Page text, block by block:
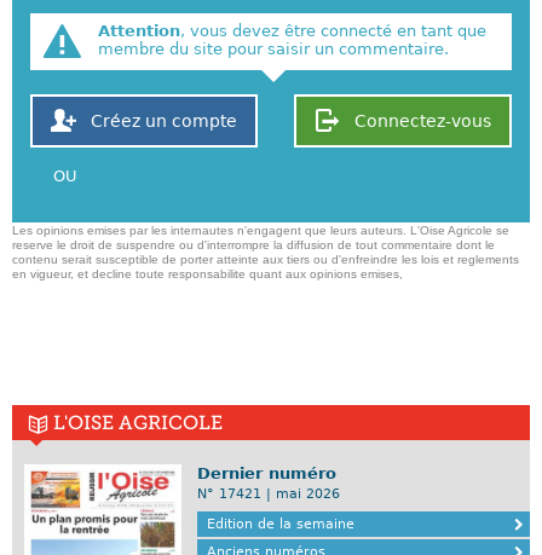
Attention, vous devez être connecté en tant que
membre du site pour saisir un commentaire.
Connectez-vous
Créez un compte
OU
Les opinions emises par les internautes n'engagent que leurs auteurs. L'Oise Agricole se
reserve le droit de suspendre ou d'interrompre la diffusion de tout commentaire dont le
contenu serait susceptible de porter atteinte aux tiers ou d'enfreindre les lois et reglements
en vigueur, et decline toute responsabilite quant aux opinions emises,
L'OISE AGRICOLE
Dernier numéro
N° 17421 | mai 2026
Edition de la semaine
Anciens numéros